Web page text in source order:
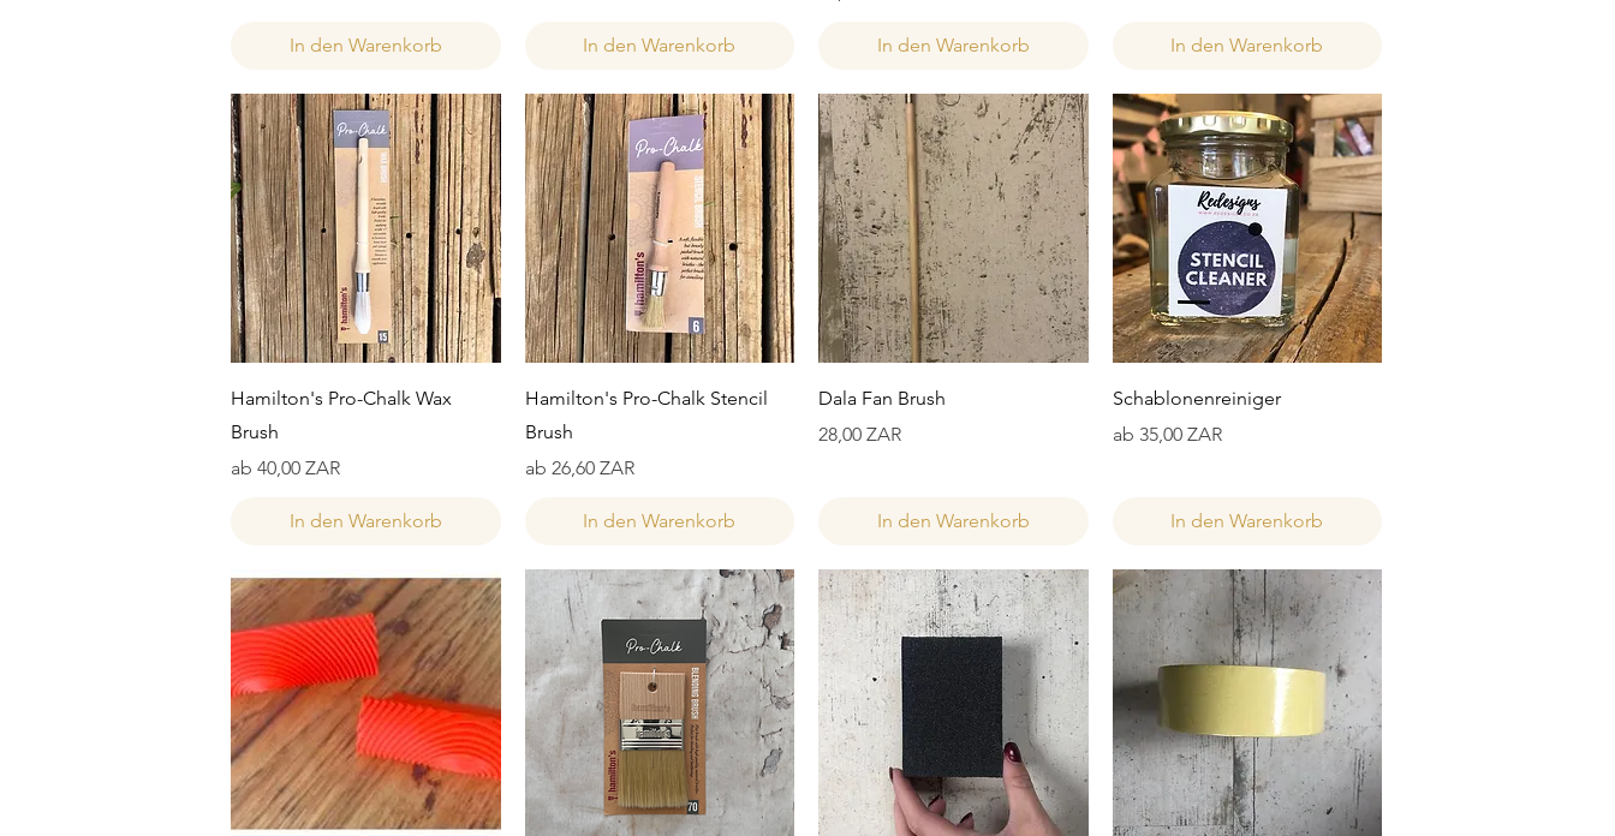
In den Warenkorb In den Warenkorb In den Warenkorb In den Warenkorb
Schnellansicht
Hamilton's Pro-Chalk Wax
Brush
ab 40,00 ZAR
Sale-Preis
In den Warenkorb
Schnellansicht
Hamilton's Pro-Chalk Stencil
Brush
ab 26,60 ZAR
Sale-Preis
In den Warenkorb
Schnellansicht
Dala Fan Brush
Preis
28,00 ZAR
In den Warenkorb
Schnellansicht
Schablonenreiniger
ab 35,00 ZAR
Sale-Preis
In den Warenkorb